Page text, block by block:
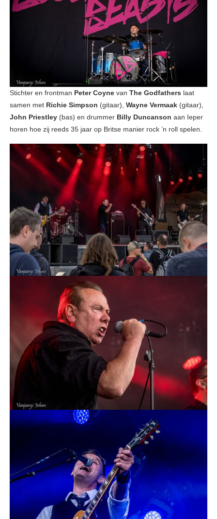
Stichter en frontman Peter Coyne van The Godfathers laat
samen met Richie Simpson (gitaar), Wayne Vermaak (gitaar),
John Priestley (bas) en drummer Billy Duncanson aan Ieper
horen hoe zij reeds 35 jaar op Britse manier rock ’n roll spelen.